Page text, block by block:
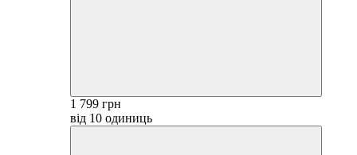
1 799 грн
від 10 одиниць